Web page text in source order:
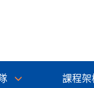
課程架